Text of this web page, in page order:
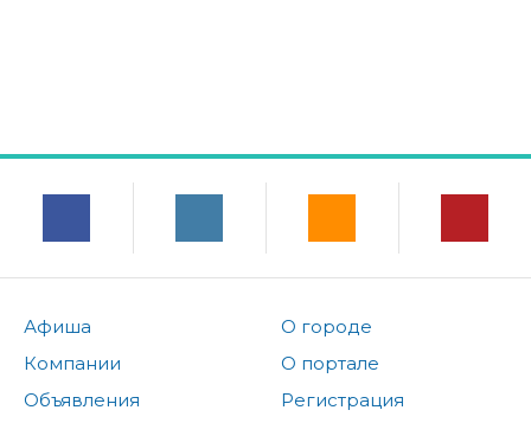
Афиша
Компании
Объявления
О городе
О портале
Регистрация